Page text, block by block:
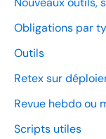
Obligations par
Outils
Retex sur
Revue hebdo ou
Scripts utiles